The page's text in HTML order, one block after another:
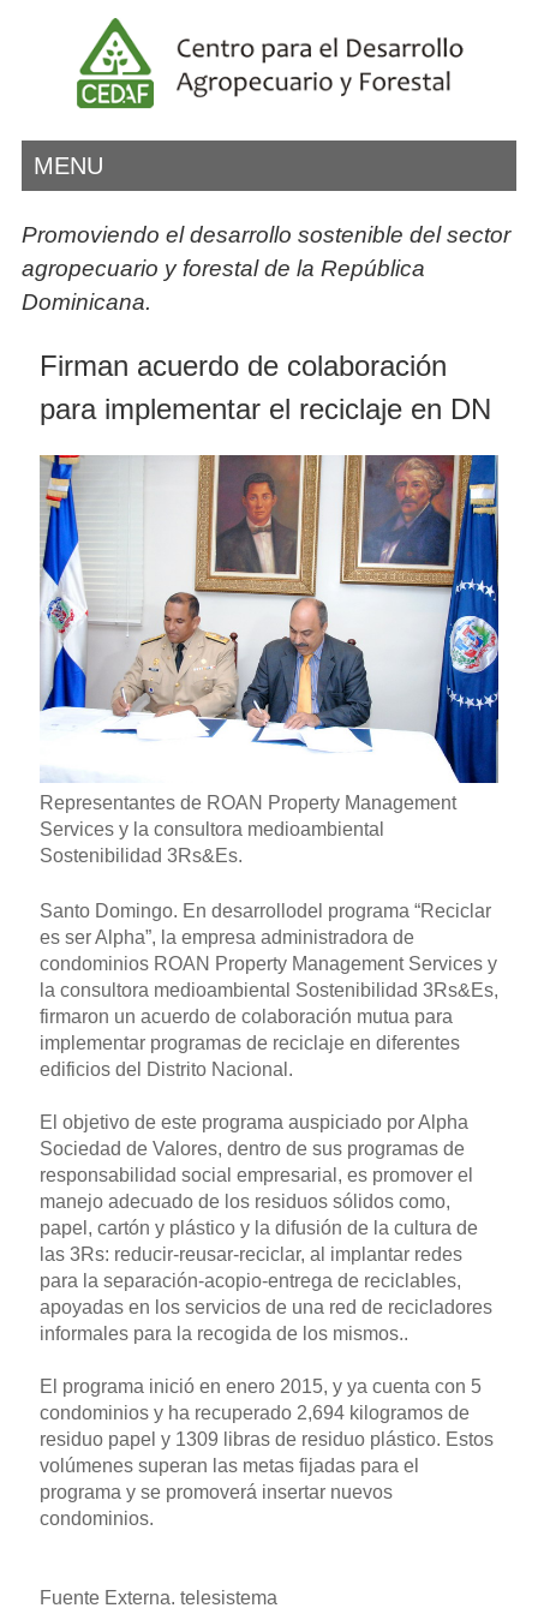
MENU
Promoviendo el desarrollo sostenible del sector
agropecuario y forestal de la República
Dominicana.
Firman acuerdo de colaboración
para implementar el reciclaje en DN
Representantes de ROAN Property Management
Services y la consultora medioambiental
Sostenibilidad 3Rs&Es.
Santo Domingo. En desarrollodel programa “Reciclar
es ser Alpha”, la empresa administradora de
condominios ROAN Property Management Services y
la consultora medioambiental Sostenibilidad 3Rs&Es,
firmaron un acuerdo de colaboración mutua para
implementar programas de reciclaje en diferentes
edificios del Distrito Nacional.
El objetivo de este programa auspiciado por Alpha
Sociedad de Valores, dentro de sus programas de
responsabilidad social empresarial, es promover el
manejo adecuado de los residuos sólidos como,
papel, cartón y plástico y la difusión de la cultura de
las 3Rs: reducir-reusar-reciclar, al implantar redes
para la separación-acopio-entrega de reciclables,
apoyadas en los servicios de una red de recicladores
informales para la recogida de los mismos..
El programa inició en enero 2015, y ya cuenta con 5
condominios y ha recuperado 2,694 kilogramos de
residuo papel y 1309 libras de residuo plástico. Estos
volúmenes superan las metas fijadas para el
programa y se promoverá insertar nuevos
condominios.
Fuente Externa. telesistema